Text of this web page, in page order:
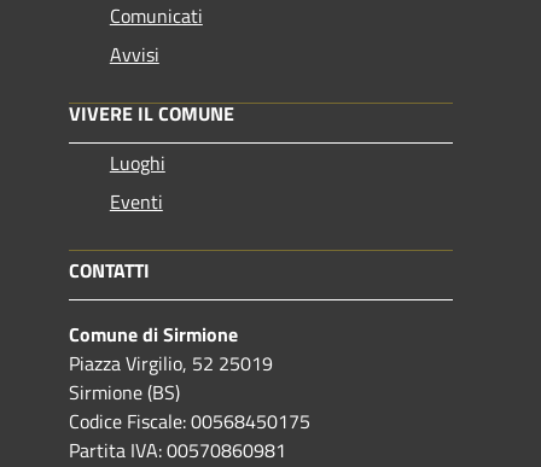
Comunicati
Avvisi
VIVERE IL COMUNE
Luoghi
Eventi
CONTATTI
Comune di Sirmione
Piazza Virgilio, 52 25019
Sirmione (BS)
Codice Fiscale: 00568450175
Partita IVA: 00570860981